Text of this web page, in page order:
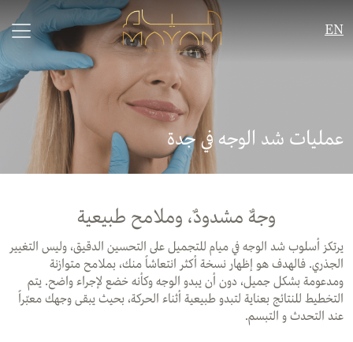
EN
عمليات شد الوجه في جدة
وجهٌ مشدودٌ، وملامح طبيعية
يرتكز أسلوب شد الوجه في ميام للتجميل على التحسين الدقيق، وليس التغيير
الجذري. فالهدف هو إظهار نسخة أكثر انتعاشاً منك، بملامح متوازنة
ومدعومة بشكل جميل، دون أن يبدو الوجه وكأنه خضع لإجراء واضح. يتم
التخطيط للنتائج بعناية لتبدو طبيعية أثناء الحركة، بحيث يبقى وجهك معبّراً
عند التحدث و التبسم.